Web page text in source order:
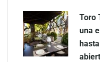
Toro
una